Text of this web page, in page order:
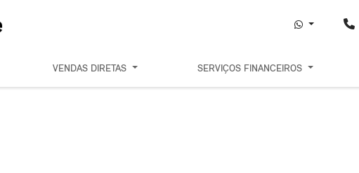
VENDAS DIRETAS SERVIÇOS FINANCEIROS